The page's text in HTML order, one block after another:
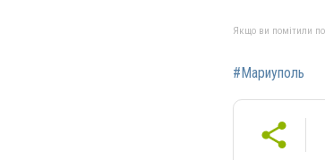
Якщо ви помітили
#Мариуполь